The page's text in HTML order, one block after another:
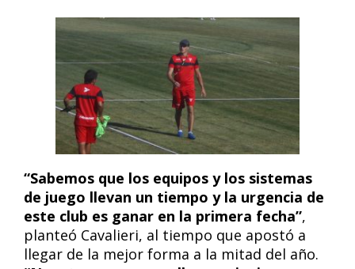
“Sabemos que los equipos y los sistemas
de juego llevan un tiempo y la urgencia de
este club es ganar en la primera fecha”,
planteó Cavalieri, al tiempo que apostó a
llegar de la mejor forma a la mitad del año.